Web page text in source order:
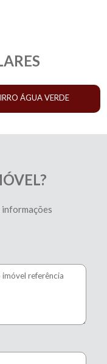
ÁGUA VERDE
informações